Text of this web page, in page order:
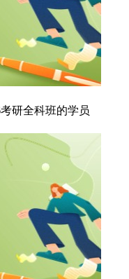
研全科班的学员